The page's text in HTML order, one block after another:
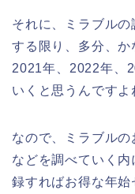
それに、ミラブル
する限り、多分、
2021年、2022年、
いくと思うんですよ
なので、ミラブル
などを調べていく
録すればお得な年